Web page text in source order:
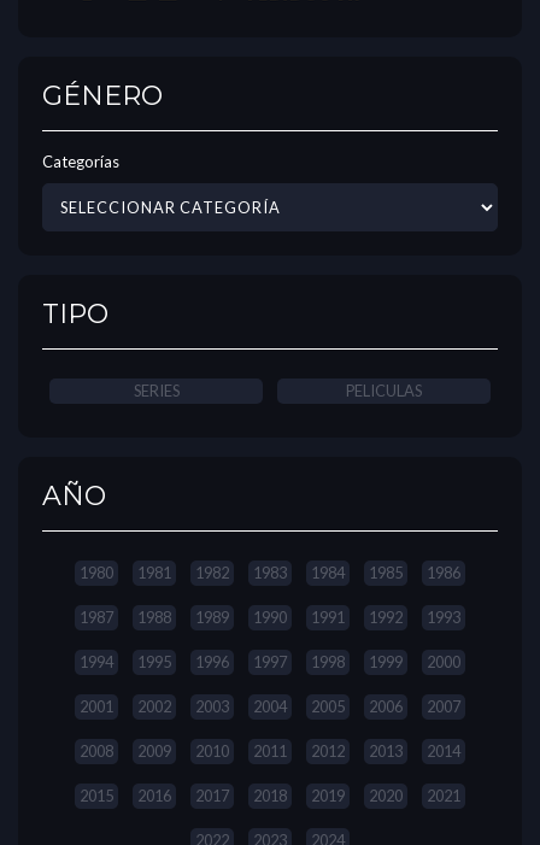
GÉNERO
Categorías
TIPO
SERIES PELICULAS
AÑO
1980 1981 1982 1983 1984 1985 1986
1987 1988 1989 1990 1991 1992 1993
1994 1995 1996 1997 1998 1999 2000
2001 2002 2003 2004 2005 2006 2007
2008 2009 2010 2011 2012 2013 2014
2015 2016 2017 2018 2019 2020 2021
2022 2023 2024